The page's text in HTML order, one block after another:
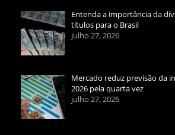
Entenda a importância da
títulos para o Brasil
julho 27, 2026
Mercado reduz previsão da
2026 pela quarta vez
julho 27, 2026